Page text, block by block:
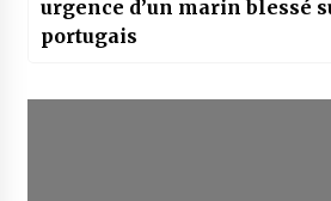
urgence d’un marin blessé
portugais